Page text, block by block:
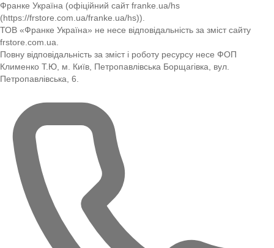
Франке Україна (офіційний сайт franke.ua/hs
(https://frstore.com.ua/franke.ua/hs)).
ТОВ «Франке Україна» не несе відповідальність за зміст сайту
frstore.com.ua.
Повну відповідальність за зміст і роботу ресурсу несе ФОП
Клименко Т.Ю, м. Київ, Петропавлівська Борщагівка, вул.
Петропавлівська, 6.